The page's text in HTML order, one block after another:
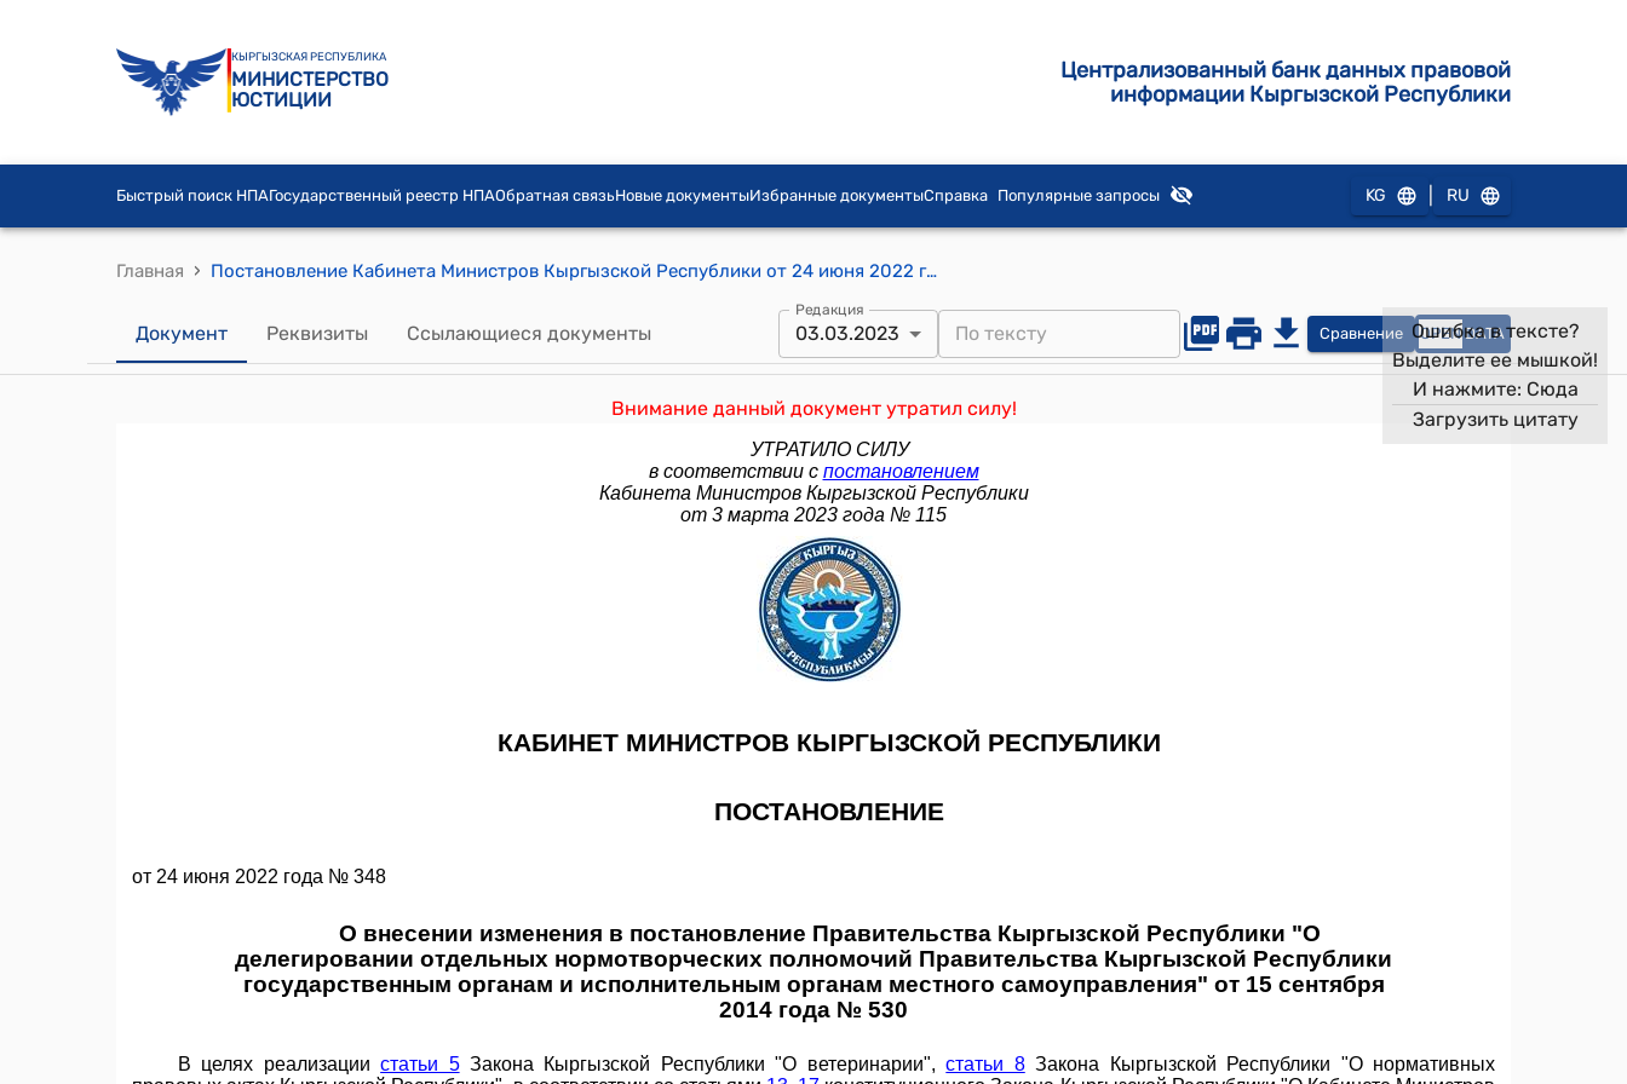
КЫРГЫЗСКАЯ РЕСПУБЛИКА
МИНИСТЕРСТВО
ЮСТИЦИИ
Централизованный банк данных правовой
информации Кыргызской Республики
Быстрый поиск НПАГосударственный реестр НПАОбратная связьНовые документыИзбранные документыСправка Популярные запросы KG RU
Главная › Постановление Кабинета Министров Кыргызской Республики от 24 июня 2022 года № 348 "О внесении изменения в постановление Правительства Кыргызской Республики "О делегировании отдельных нормотворческих полномочий Правительства Кыргызской Республики государственным органам и исполнительным органам местного самоуправления" от 15 сентября 2014 года № 530"
Документ Реквизиты Ссылающиеся документы
Редакция
03.03.2023 Сравнение OPEN DATA
Внимание данный документ утратил силу!
Ошибка в тексте?
Выделите ее мышкой!
И нажмите: Сюда
Загрузить цитату